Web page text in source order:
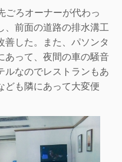
ごろオーナーが代わっ
、前面の道路の排水溝工
した。また、パソンタ
あって、夜間の車の騒音
ルなのでレストランもあ
ども隣にあって大変便